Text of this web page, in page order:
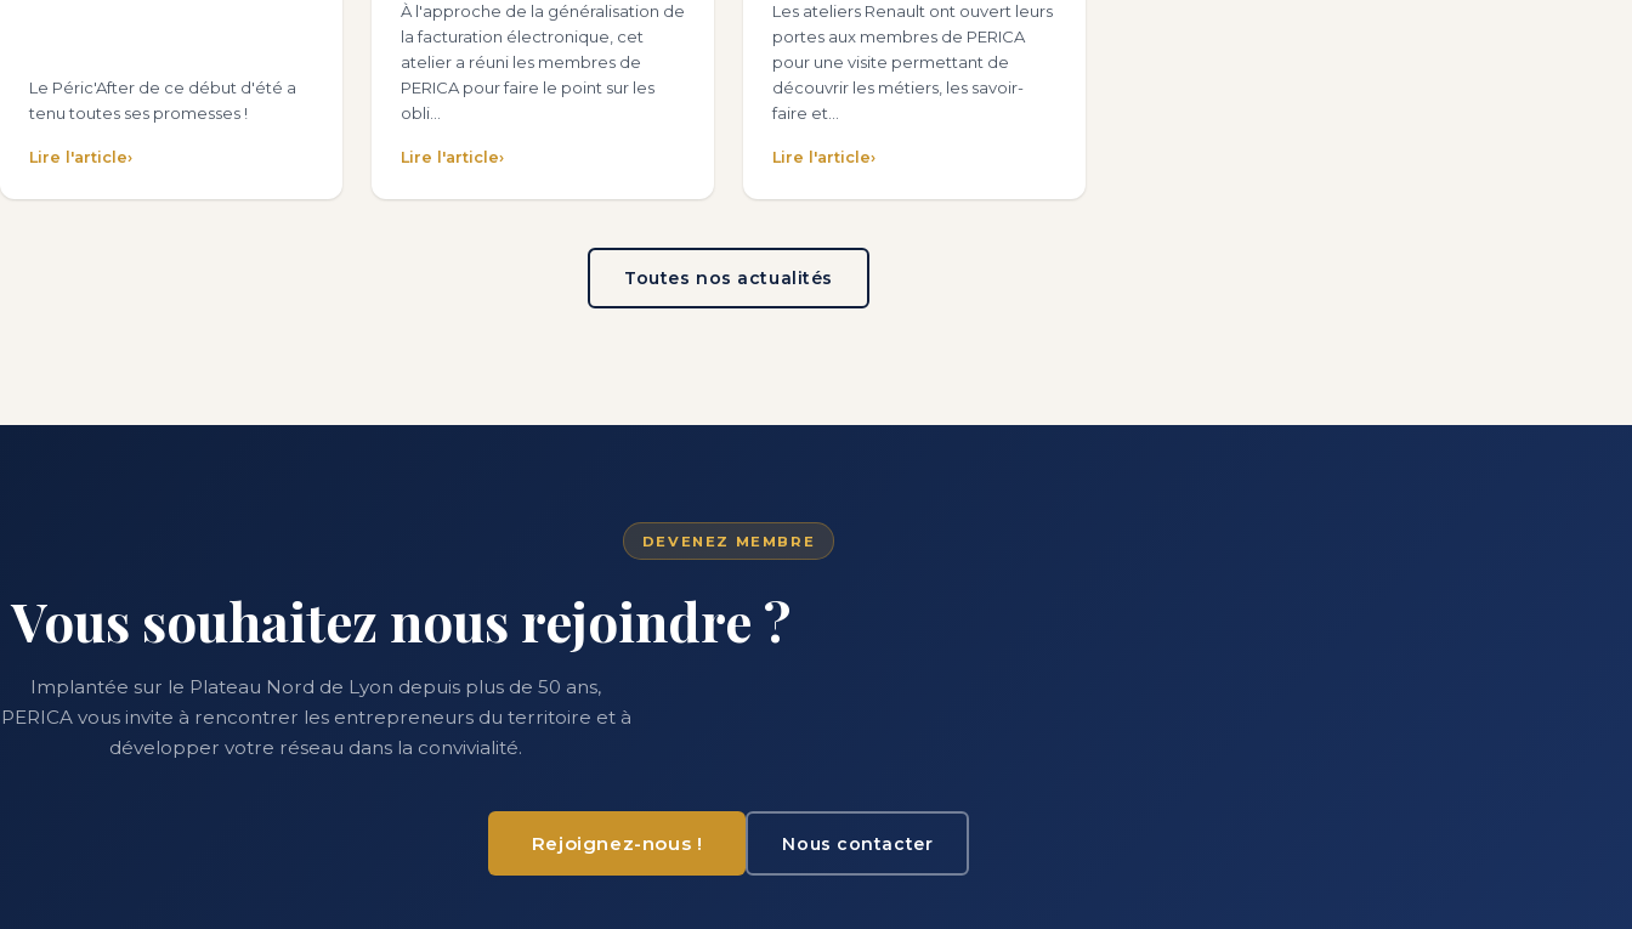
Le Péric'After de ce début d'été a
tenu toutes ses promesses !
Lire l'article›
À l'approche de la généralisation de
la facturation électronique, cet
atelier a réuni les membres de
PERICA pour faire le point sur les
obli…
Lire l'article›
Les ateliers Renault ont ouvert leurs
portes aux membres de PERICA
pour une visite permettant de
découvrir les métiers, les savoir-
faire et…
Lire l'article›
Toutes nos actualités
DEVENEZ MEMBRE
Vous souhaitez nous rejoindre ?
Implantée sur le Plateau Nord de Lyon depuis plus de 50 ans,
PERICA vous invite à rencontrer les entrepreneurs du territoire et à
développer votre réseau dans la convivialité.
Rejoignez-nous ! Nous contacter